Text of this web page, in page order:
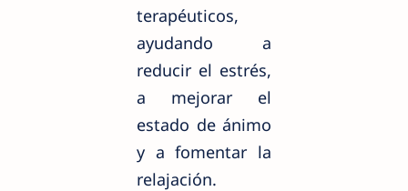
terapéuticos,
ayudando a
reducir el estrés,
a mejorar el
estado de ánimo
y a fomentar la
relajación.